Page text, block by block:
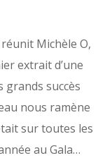
Michèle O,
extrait d’une
succès
nous ramène
sur toutes les
au Gala…